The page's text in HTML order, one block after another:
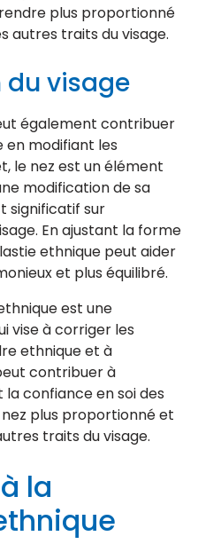
plus proportionné
autres traits du visage.
visage
également contribuer
en modifiant les
le nez est un élément
modification de sa
significatif sur
En ajustant la forme
ethnique peut aider
et plus équilibré.
est une
vise à corriger les
ethnique et à
contribuer à
la confiance en soi des
plus proportionné et
traits du visage.
la